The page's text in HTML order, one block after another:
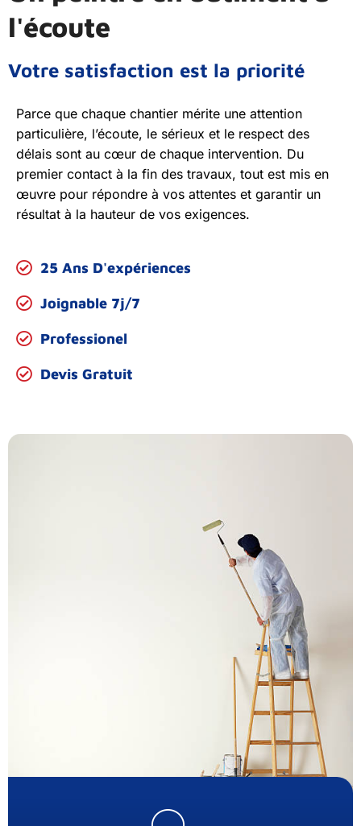
l'écoute
Votre satisfaction est la priorité
Parce que chaque chantier mérite une attention
particulière, l’écoute, le sérieux et le respect des
délais sont au cœur de chaque intervention. Du
premier contact à la fin des travaux, tout est mis en
œuvre pour répondre à vos attentes et garantir un
résultat à la hauteur de vos exigences.
25 Ans D'expériences
Joignable 7j/7
Professionel
Devis Gratuit